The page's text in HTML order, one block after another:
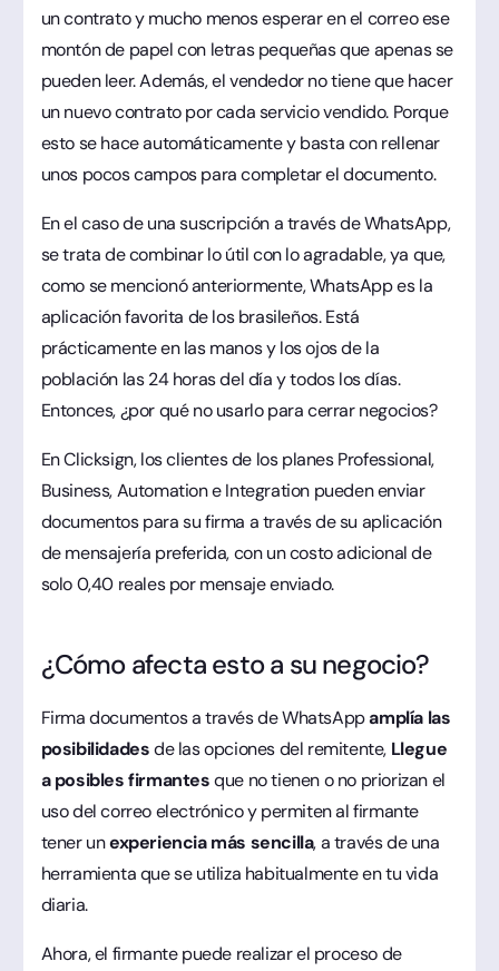
un contrato y mucho menos esperar en el correo ese
montón de papel con letras pequeñas que apenas se
pueden leer. Además, el vendedor no tiene que hacer
un nuevo contrato por cada servicio vendido. Porque
esto se hace automáticamente y basta con rellenar
unos pocos campos para completar el documento.
En el caso de una suscripción a través de WhatsApp,
se trata de combinar lo útil con lo agradable, ya que,
como se mencionó anteriormente, WhatsApp es la
aplicación favorita de los brasileños. Está
prácticamente en las manos y los ojos de la
población las 24 horas del día y todos los días.
Entonces, ¿por qué no usarlo para cerrar negocios?
En Clicksign, los clientes de los planes Professional,
Business, Automation e Integration pueden enviar
documentos para su firma a través de su aplicación
de mensajería preferida, con un costo adicional de
solo 0,40 reales por mensaje enviado.
¿Cómo afecta esto a su negocio?
Firma documentos a través de WhatsAppamplía las
posibilidadesde las opciones del remitente, Llegue
a posibles firmantesque no tienen o no priorizan el
uso del correo electrónico y permiten al firmante
tener unexperiencia más sencilla, a través de una
herramienta que se utiliza habitualmente en tu vida
diaria.
Ahora, el firmante puede realizar el proceso de